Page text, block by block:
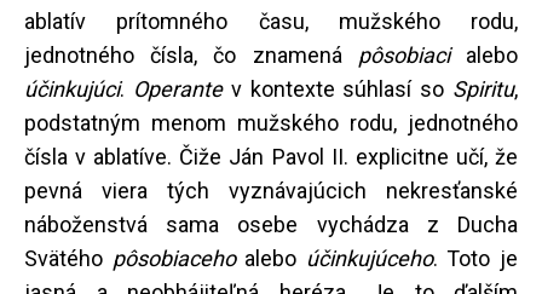
ablatív prítomného času, mužského rodu,
jednotného čísla, čo znamená pôsobiacialebo
účinkujúci. Operantev kontexte súhlasí so Spiritu,
podstatným menom mužského rodu, jednotného
čísla v ablatíve. Čiže Ján Pavol II. explicitne učí, že
pevná viera tých vyznávajúcich nekresťanské
náboženstvá sama osebe vychádza z Ducha
Svätého pôsobiacehoalebo účinkujúceho. Toto je